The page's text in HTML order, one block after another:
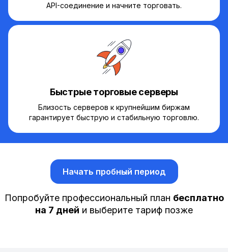
API-соединение и начните торговать.
Быстрые торговые серверы
Близость серверов к крупнейшим биржам
гарантирует быструю и стабильную торговлю.
Начать пробный период
Попробуйте профессиональный план бесплатно
на 7 дней и выберите тариф позже